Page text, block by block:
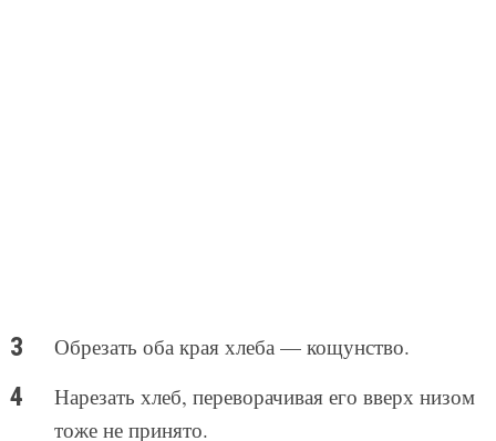
Обрезать оба края хлеба — кощунство.
Нарезать хлеб, переворачивая его вверх низом
тоже не принято.